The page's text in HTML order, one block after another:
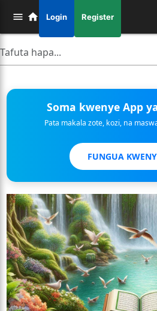
Login Register
Soma kwenye App
Pata makala zote, kozi, na
FUNGUA